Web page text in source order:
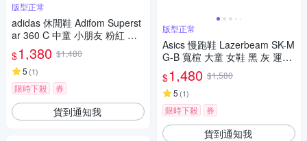
版型正常
adidas 休閒鞋 Adifom Superst
ar 360 C 中童 小朋友 粉紅 白
愛迪達 JH5189
$1,380 $1,480
5 (1)
限時下殺 券
貨到通知我
版型正常
Asics 慢跑鞋 Lazerbeam SK-M
G-B 寬楦 大童 女鞋 黑 灰 運動
鞋 魔鬼氈 亞瑟士 1154A21100
1
$1,480 $1,580
5 (1)
限時下殺 券
貨到通知我